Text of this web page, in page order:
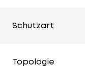
Schutzart
Topologie